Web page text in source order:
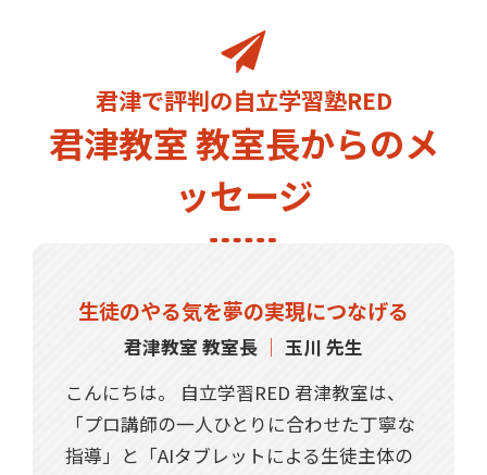
君津で評判の自立学習塾RED
君津教室 教室長からのメ
ッセージ
生徒のやる気を夢の実現につなげる
君津教室 教室長 ｜ 玉川 先生
こんにちは。 自立学習RED 君津教室は、
「プロ講師の一人ひとりに合わせた丁寧な
指導」と「AIタブレットによる生徒主体の